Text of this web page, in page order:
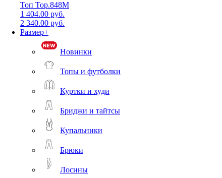
Топ Top.848M
1 404.00 руб.
2 340.00 руб.
Размер+
Новинки
Топы и футболки
Куртки и худи
Бриджи и тайтсы
Купальники
Брюки
Лосины